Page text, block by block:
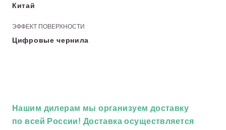
Китай
ЭФФЕКТ ПОВЕРХНОСТИ
Цифровые чернила
Нашим дилерам мы организуем доставку
по всей России! Доставка осуществляется